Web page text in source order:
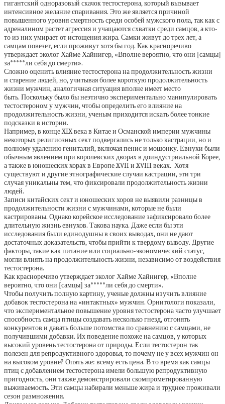
гигантский одноразовый скачок тестостерона, который вызывает
интенсивное желание спаривания. Это же является причиной
повышенного уровня смертность среди особей мужского пола, так как с
адреналином растет агрессия и учащаются схватки среди самцов, а кто-
то из них умирает от истощения жира. Самки живут до трех лет, а
самцам повезет, если проживут хотя бы год. Как красноречиво
утверждает эколог Хайме Хайнигер, «Вполне вероятно, что они [самцы]
за*****ли себя до смерти».
Сложно оценить влияние тестостерона на продолжительность жизни
и старение людей, но, учитывая более короткую продолжительность
жизни мужчин, аналогичная ситуация вполне имеет место
быть. Поскольку было бы неэтично экспериментально манипулировать
тестостероном у мужчин, чтобы определить его влияние на
продолжительность жизни, ученым приходится искать более тонкие
подсказки в истории.
Например, в конце XIX века в Китае и Османской империи мужчины
некоторых религиозных сект подвергались не только кастрации, но и
полному удалению гениталий, включая пенис и мошонку. Евнухи были
обычным явлением при королевских дворах в доиндустриальной Корее,
а также в юношеских хорах в Европе XVII и XVIII веках. Хотя
существуют и другие этнографические случаи кастрации, эти три
случая уникальны тем, что фиксировали продолжительность жизни
людей.
Записи китайских сект и юношеских хоров не выявили разницы в
продолжительности жизни с мужчинами, которые не были
кастрированы. Однако корейское исследование зафиксировало более
длительную жизнь евнухов. Такова наука. Даже если бы эти
исследования были единодушны в своих выводах, они не дают
достаточных доказательств, чтобы прийти к твердому выводу. Другие
факторы, такие как питание или социально-экономический статус,
могли влиять на продолжительность жизни, независимо от воздействия
тестостерона.
Как красноречиво утверждает эколог Хайме Хайнигер, «Вполне
вероятно, что они [самцы] за*****ли себя до смерти».
Чтобы получить полную картину, ученые должны изучить влияние
добавок тестостерона на «интактных» мужчин. Орнитологи показали,
что экспериментальное повышение уровня тестостерона часто улучшает
способность самца птицы создавать несколько гнезд, отгонять
конкурентов и давать больше потомства по сравнению с самцами, не
получившими добавки. Их поведение похоже на самцов, у которых
высокий уровень тестостерона от природы. Если тестостерон так
полезен для репродуктивного здоровья, то почему не у всех мужчин он
на высоком уровне? Опять же: всему есть цена. В то время как самцы
птиц с добавлением тестостерона имели большую репродуктивную
пригодность, они также демонстрировали скомпрометированную
выживаемость. Эти самцы набирали меньше жира и труднее проживали
сезон размножения.